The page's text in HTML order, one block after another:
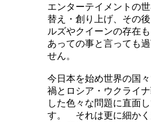
エンターテイメントの
替え・創り上げ、その
ルズやクイーンの存在
あっての事と言っても
せん。
今日本を始め世界の国
禍とロシア・ウクライ
した色々な問題に直面
す。 それは更に細かく